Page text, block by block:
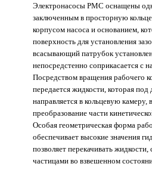
Электронасосы РМС оснащены
заключенным в просторную
корпусом насоса и основанием,
поверхность для установления
всасывающий патрубок
непосредстенно соприкасается с
Посредством вращения рабочего
передается жидкости, которая
направляется в кольцевую камеру,
преобразование части
Особая геометрическая форма
обеспечивает высокие значения
позволяет перекачивать
частицами во взвешенном